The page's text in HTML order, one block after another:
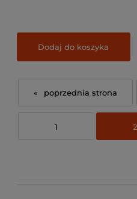
Dodaj do koszyka
«
1 2